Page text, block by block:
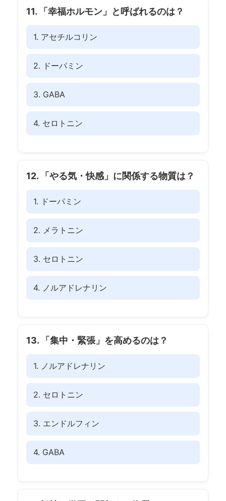
11. 「幸福ホルモン」と呼ばれるのは？
1. アセチルコリン
2. ドーパミン
3. GABA
4. セロトニン
12. 「やる気・快感」に関係する物質は？
1. ドーパミン
2. メラトニン
3. セロトニン
4. ノルアドレナリン
13. 「集中・緊張」を高めるのは？
1. ノルアドレナリン
2. セロトニン
3. エンドルフィン
4. GABA